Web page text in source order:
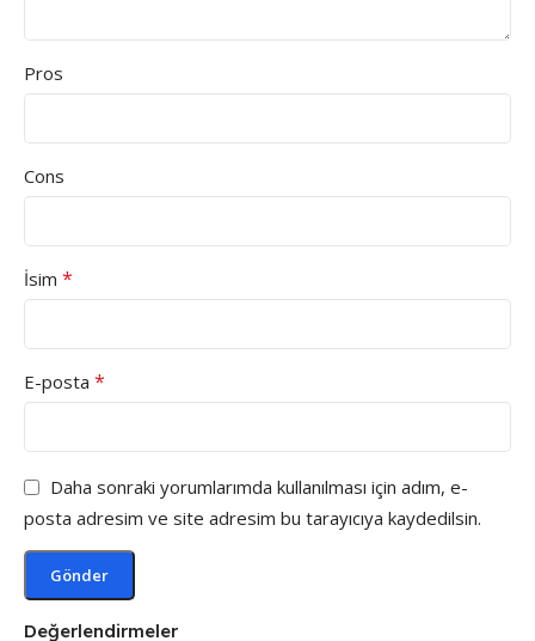
Değerlendirmeler
Pros
Cons
İsim *
E-posta *
Daha sonraki yorumlarımda kullanılması için adım, e-
posta adresim ve site adresim bu tarayıcıya kaydedilsin.